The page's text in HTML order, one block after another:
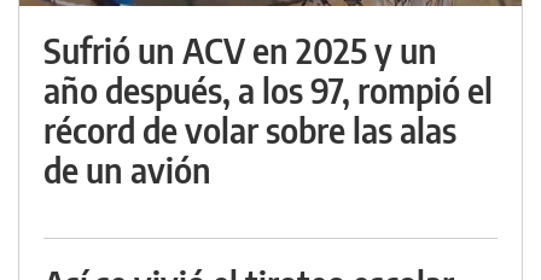
Sufrió un ACV en 2025 y un
año después, a los 97, rompió el
récord de volar sobre las alas
de un avión